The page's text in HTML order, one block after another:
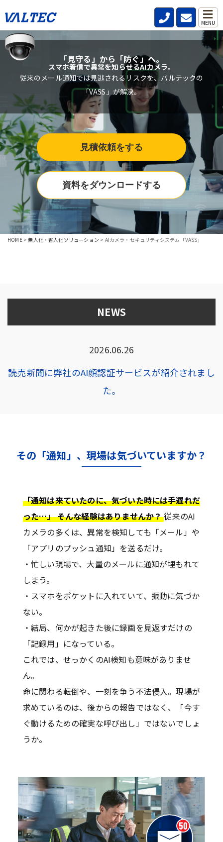
MENU
HOME>無人化・省人化ソリューション > AIカメラ・セキュリティシステム「VASS」
「見守る」から「防ぐ」へ。
スマホ着信で異常を知らせるAIカメラ。
従来のメール通知では見逃されるリスクを、バルテックの
「VASS」が解決。
見積依頼をする
資料をダウンロードする
NEWS
2026.06.26
読売新聞に弊社のAI顔認証サービスが紹介されまし
た。
その「通知」、現場は気づいていますか？
「通知は来ていたのに、気づいた時には手遅れだ
った…」 そんな経験はありませんか？従来のAI
カメラの多くは、異常を検知しても「メール」や
「アプリのプッシュ通知」を送るだけ。
・忙しい現場で、大量のメールに通知が埋もれて
しまう。
・スマホをポケットに入れていて、振動に気づか
ない。
・結局、何かが起きた後に録画を見返すだけの
「記録用」になっている。
これでは、せっかくのAI検知も意味がありませ
ん。
命に関わる転倒や、一刻を争う不法侵入。現場が
求めているのは、後からの報告ではなく、「今す
ぐ動けるための確実な呼び出し」ではないでしょ
うか。